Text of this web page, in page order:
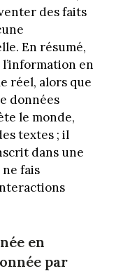
des faits
En résumé,
en
réel, alors que
données
le monde,
textes ; il
dans une
fais
en
par